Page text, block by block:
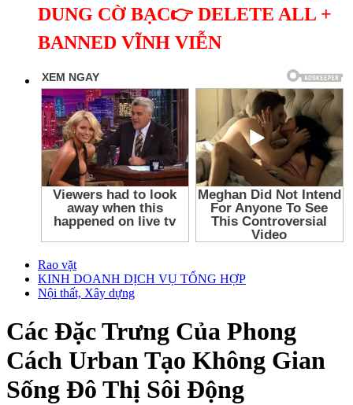
DUNG CỜ BẠC👉 DELETE ALL +
BANNED VĨNH VIỄN
Rao vặt
KINH DOANH DỊCH VỤ TỔNG HỢP
Nội thất, Xây dựng
Các Đặc Trưng Của Phong
Cách Urban Tạo Không Gian
Sống Đô Thị Sôi Động